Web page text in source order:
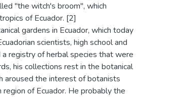
"the witch's broom", which
of Ecuador. [2]
gardens in Ecuador, which today
scientists, high school and
registry of herbal species that were
his collections rest in the botanical
aroused the interest of botanists
of Ecuador. He probably the